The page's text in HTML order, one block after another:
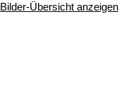
Bilder-Übersicht anzeigen